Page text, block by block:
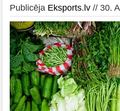
Publicēja Eksports.lv // 30.